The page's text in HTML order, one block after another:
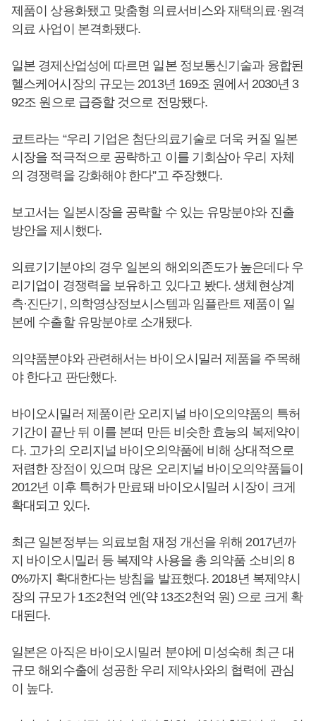
제품이 상용화됐고 맞춤형 의료서비스와 재택의료·원격
의료 사업이 본격화됐다.
일본 경제산업성에 따르면 일본 정보통신기술과 융합된
헬스케어시장의 규모는 2013년 169조 원에서 2030년 3
92조 원으로 급증할 것으로 전망됐다.
코트라는 “우리 기업은 첨단의료기술로 더욱 커질 일본
시장을 적극적으로 공략하고 이를 기회삼아 우리 자체
의 경쟁력을 강화해야 한다”고 주장했다.
보고서는 일본시장을 공략할 수 있는 유망분야와 진출
방안을 제시했다.
의료기기분야의 경우 일본의 해외의존도가 높은데다 우
리기업이 경쟁력을 보유하고 있다고 봤다. 생체현상계
측·진단기, 의학영상정보시스템과 임플란트 제품이 일
본에 수출할 유망분야로 소개됐다.
의약품분야와 관련해서는 바이오시밀러 제품을 주목해
야 한다고 판단했다.
바이오시밀러 제품이란 오리지널 바이오의약품의 특허
기간이 끝난 뒤 이를 본떠 만든 비슷한 효능의 복제약이
다. 고가의 오리지널 바이오의약품에 비해 상대적으로
저렴한 장점이 있으며 많은 오리지널 바이오의약품들이
2012년 이후 특허가 만료돼 바이오시밀러 시장이 크게
확대되고 있다.
최근 일본정부는 의료보험 재정 개선을 위해 2017년까
지 바이오시밀러 등 복제약 사용을 총 의약품 소비의 8
0%까지 확대한다는 방침을 발표했다. 2018년 복제약시
장의 규모가 1조2천억 엔(약 13조2천억 원) 으로 크게 확
대된다.
일본은 아직은 바이오시밀러 분야에 미성숙해 최근 대
규모 해외수출에 성공한 우리 제약사와의 협력에 관심
이 높다.